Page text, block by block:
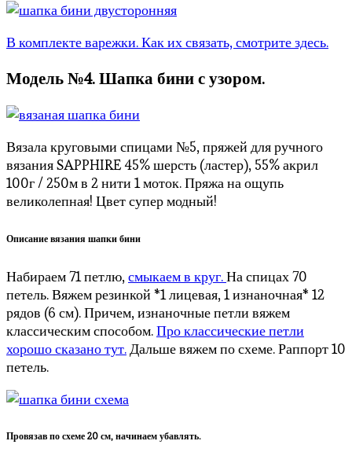
В комплекте варежки. Как их связать, смотрите здесь.
Модель №4. Шапка бини с узором.
Вязала круговыми спицами №5, пряжей для ручного
вязания SAPPHIRE 45% шерсть (ластер), 55% акрил
100г / 250м в 2 нити 1 моток. Пряжа на ощупь
великолепная! Цвет супер модный!
Описание вязания шапки бини
Набираем 71 петлю,смыкаем в круг.На спицах 70
петель. Вяжем резинкой *1 лицевая, 1 изнаночная* 12
рядов (6 см). Причем, изнаночные петли вяжем
классическим способом.Про классические петли
хорошо сказано тут.Дальше вяжем по схеме. Раппорт 10
петель.
Провязав по схеме 20 см, начинаем убавлять.